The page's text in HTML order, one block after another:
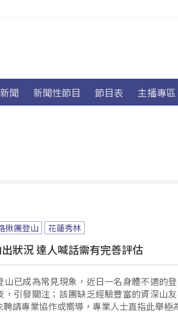
聞 新聞性節目 節目表 主播專區
揪團登山 花蓮秀林
狀況 達人喊話需有完善評估
山已成為常見現象，近日一名身體不適的
，引發關注；該團缺乏經驗豐富的資深山
聘請專業協作或嚮導，專業人士直指此舉極